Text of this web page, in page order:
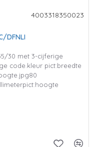
4003318350023
DFNLI
30 met 3-cijferige
code.kleur pict:breedte